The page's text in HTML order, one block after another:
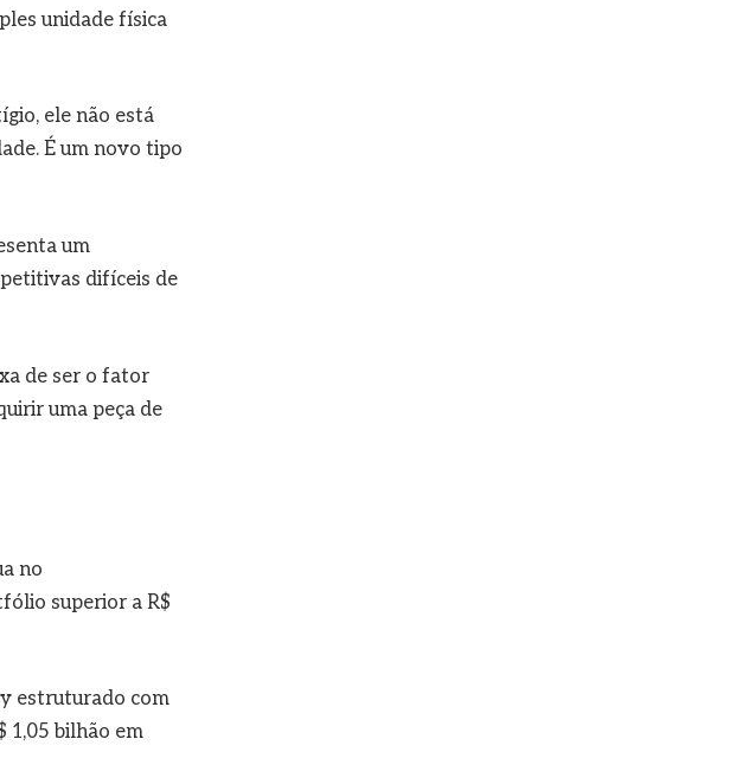
unidade física
ele não está
É um novo tipo
um
difíceis de
de ser o fator
uma peça de
no
superior a R$
estruturado com
1,05 bilhão em